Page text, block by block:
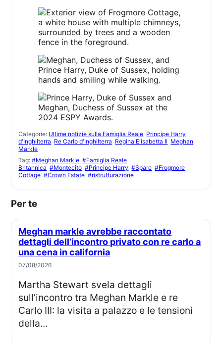
Categorie: Ultime notizie sulla Famiglia Reale Principe Harry
d'Inghilterra Re Carlo d'Inghilterra Regina Elisabetta II Meghan
Markle
Tag:#Meghan Markle #Famiglia Reale
Britannica #Montecito #Principe Harry #Spare #Frogmore
Cottage #Crown Estate #ristrutturazione
Per te
Meghan markle avrebbe raccontato
dettagli dell’incontro privato con re carlo a
una cena in california
07/08/2026
Martha Stewart svela dettagli
sull’incontro tra Meghan Markle e re
Carlo III: la visita a palazzo e le tensioni
della...